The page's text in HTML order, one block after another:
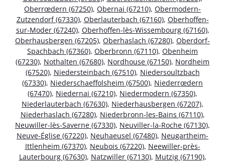
Oberrœdern (67250), Obernai (67210), Obermodern-
Zutzendorf (67330), Oberlauterbach (67160), Oberhoffen-
sur-Moder (67240), Oberhoffen-lès-Wissembourg (67160),
Oberhausbergen (67205), Oberhaslach (67280), Oberdorf-
Spachbach (67360), Oberbronn (67110), Obenheim
(67230), Nothalten (67680), Nordhouse (67150), Nordheim
(67520), Niedersteinbach (67510), Niedersoultzbach
(67330), Niederschaeffolsheim (67500), Niederrœdern
(67470), Niedernai (67210), Niedermodern (67350),
Niederlauterbach (67630), Niederhausbergen (67207),
Niederhaslach (67280), Niederbronn-les-Bains (67110),
Neuwiller-lès-Saverne (67330), Neuviller-la-Roche (67130),
Neuve-Église (67220), Neuhaeusel (67480), Neugartheim-
Ittlenheim (67370), Neubois (67220), Neewiller-près-
Lauterbourg (67630), Natzwiller (67130), Mutzig (67190),